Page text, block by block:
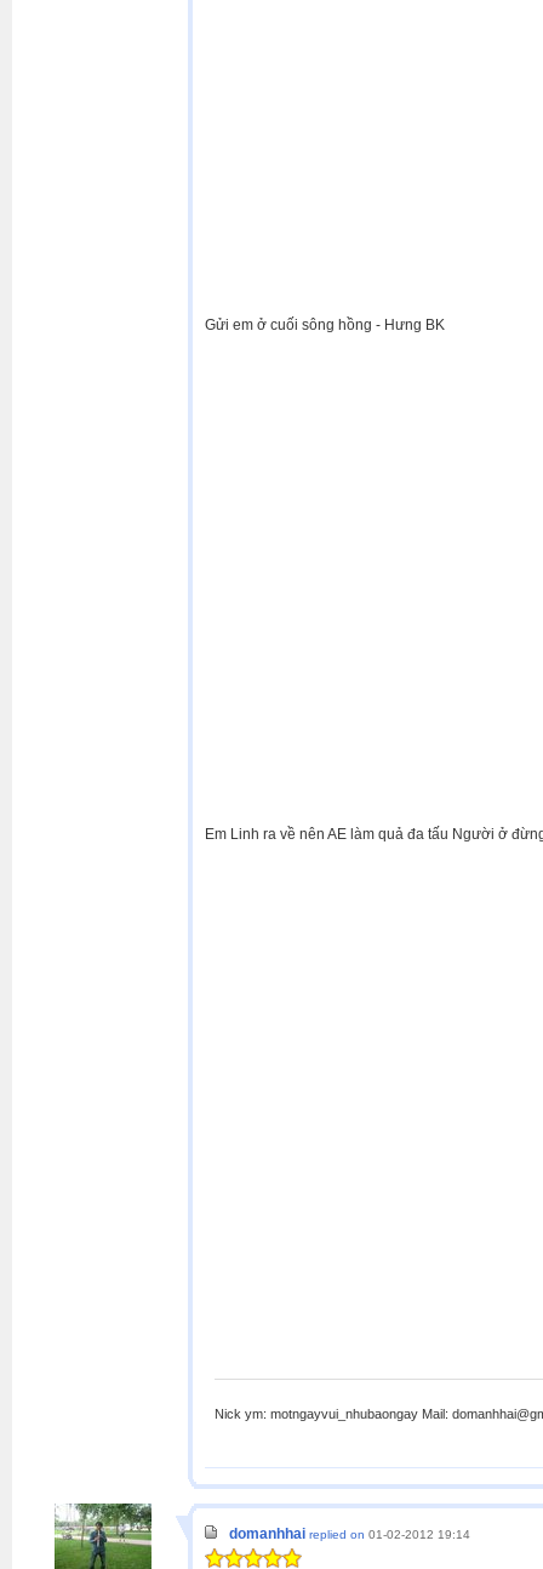
Gửi em ở cuối sông hồng - Hưng BK
Em Linh ra về nên AE làm quả đa tấu Người ở
Nick ym: motngayvui_nhubaongay Mail:
domanhhai replied on 01-02-2012 19:14